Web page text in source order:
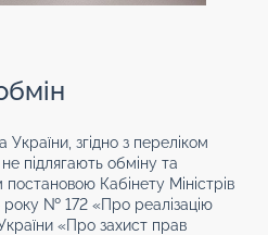
України, згідно з переліком
не підлягають обміну та
Кабінету Міністрів
року № 172 «Про реалізацію
«Про захист прав